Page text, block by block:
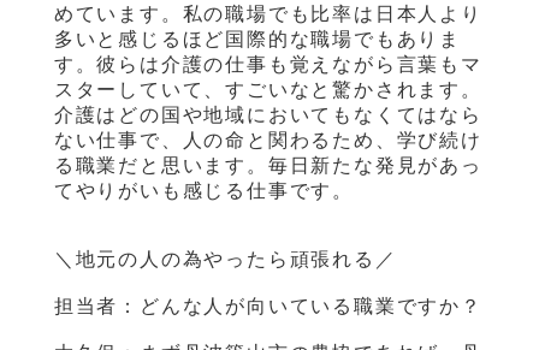
めています。私の職場でも比率は日本人より
多いと感じるほど国際的な職場でもありま
す。彼らは介護の仕事も覚えながら言葉もマ
スターしていて、すごいなと驚かされます。
介護はどの国や地域においてもなくてはなら
ない仕事で、人の命と関わるため、学び続け
る職業だと思います。毎日新たな発見があっ
てやりがいも感じる仕事です。
＼地元の人の為やったら頑張れる／
担当者：どんな人が向いている職業ですか？